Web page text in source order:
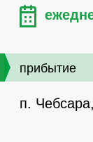
прибытие
п.